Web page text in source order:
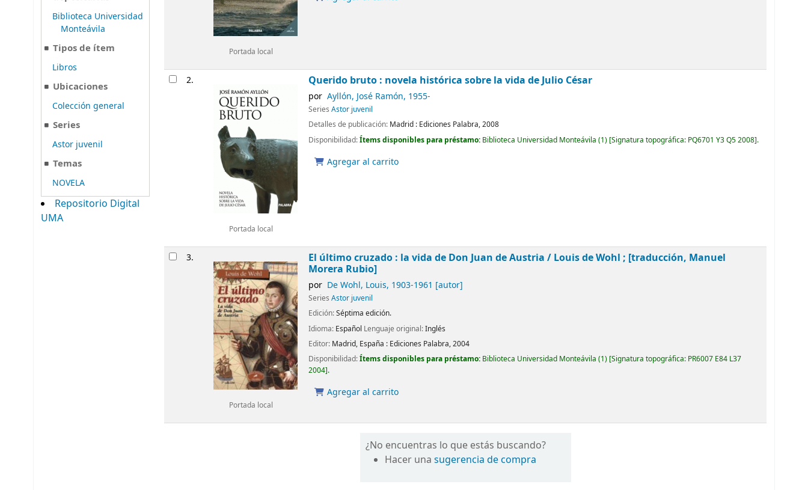
Biblioteca Universidad
Monteávila
Tipos de ítem
Libros
Ubicaciones
Colección general
Series
Astor juvenil
Temas
NOVELA
Repositorio Digital
UMA
Portada local
2.
Portada local
Querido bruto : novela histórica sobre la vida de Julio César
por Ayllón, José Ramón, 1955-
SeriesAstor juvenil
Detalles de publicación: Madrid : Ediciones Palabra,2008
Disponibilidad:Ítems disponibles para préstamo: Biblioteca Universidad Monteávila (1) Signatura topográfica: PQ6701 Y3 Q5 2008 .
Agregar al carrito
3.
Portada local
El último cruzado : la vida de Don Juan de Austria / Louis de Wohl ; [traducción, Manuel
Morera Rubio]
por De Wohl, Louis, 1903-1961 [autor]
SeriesAstor juvenil
Edición:Séptima edición.
Idioma: Español Lenguaje original:Inglés
Editor: Madrid, España : Ediciones Palabra,2004
Disponibilidad:Ítems disponibles para préstamo: Biblioteca Universidad Monteávila (1) Signatura topográfica: PR6007 E84 L37
2004 .
Agregar al carrito
¿No encuentras lo que estás buscando?
Hacer unasugerencia de compra